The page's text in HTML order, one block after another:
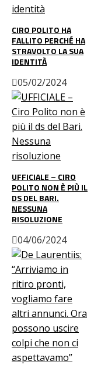
CIRO POLITO HA
FALLITO PERCHÉ HA
STRAVOLTO LA SUA
IDENTITÀ
05/02/2024
UFFICIALE – CIRO
POLITO NON È PIÙ IL
DS DEL BARI.
NESSUNA
RISOLUZIONE
04/06/2024